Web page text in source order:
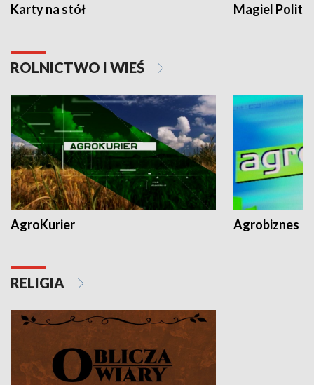
Karty na stół Magiel
ROLNICTWO I WIEŚ
AgroKurier Agrobiznes
RELIGIA